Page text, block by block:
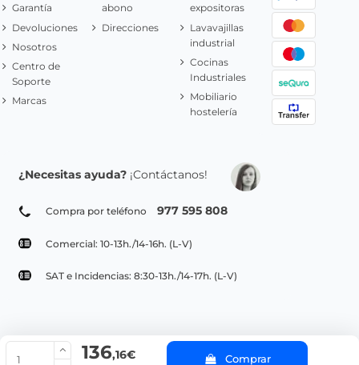
136,16€ Comprar
Garantía
Devoluciones
Nosotros
Centro de
Soporte
Marcas
abono
Direcciones
expositoras
Lavavajillas
industrial
Cocinas
Industriales
Mobiliario
hostelería
¿Necesitas ayuda? ¡Contáctanos!
Compra por teléfono 977 595 808
Comercial: 10-13h./14-16h. (L-V)
SAT e Incidencias: 8:30-13h./14-17h. (L-V)
© Copyright 2022 PepeBar.com |
Aviso legal y